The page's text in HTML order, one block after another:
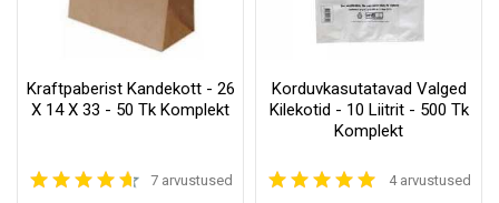
Kraftpaberist Kandekott - 26
X 14 X 33 - 50 Tk Komplekt
7 arvustused
Korduvkasutatavad Valged
Kilekotid - 10 Liitrit - 500 Tk
Komplekt
4 arvustused